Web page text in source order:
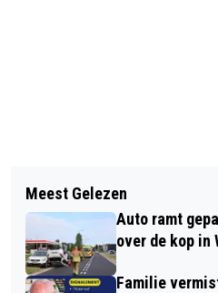
HULPDIENSTEN
VOOR REANIMATIE
LOKAAL BELANG
VRAGEN OVER
Meest Gelezen
Auto ramt
over de kop in
Familie